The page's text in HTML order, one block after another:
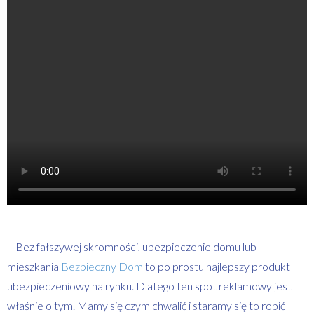
– Bez fałszywej skromności, ubezpieczenie domu lub
mieszkania Bezpieczny Dom to po prostu najlepszy produkt
ubezpieczeniowy na rynku. Dlatego ten spot reklamowy jest
właśnie o tym. Mamy się czym chwalić i staramy się to robić